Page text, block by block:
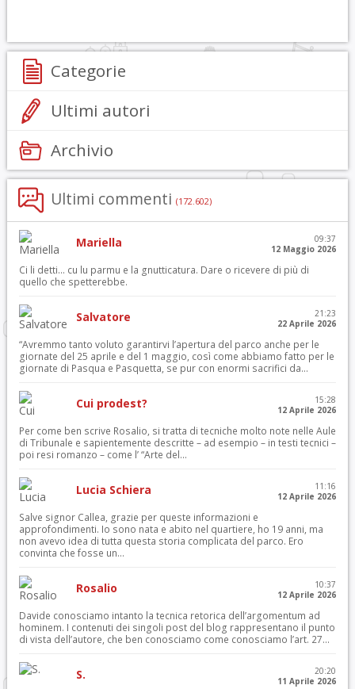
Categorie
Ultimi autori
Archivio
Ultimi commenti (172.602)
Mariella
09:37
12 Maggio 2026
Ci li detti… cu lu parmu e la gnutticatura. Dare o ricevere di più di
quello che spetterebbe.
Salvatore
21:23
22 Aprile 2026
“Avremmo tanto voluto garantirvi l’apertura del parco anche per le
giornate del 25 aprile e del 1 maggio, così come abbiamo fatto per le
giornate di Pasqua e Pasquetta, se pur con enormi sacrifici da...
Cui prodest?
15:28
12 Aprile 2026
Per come ben scrive Rosalio, si tratta di tecniche molto note nelle Aule
di Tribunale e sapientemente descritte – ad esempio – in testi tecnici –
poi resi romanzo – come l’ “Arte del...
Lucia Schiera
11:16
12 Aprile 2026
Salve signor Callea, grazie per queste informazioni e
approfondimenti. Io sono nata e abito nel quartiere, ho 19 anni, ma
non avevo idea di tutta questa storia complicata del parco. Ero
convinta che fosse un...
Rosalio
10:37
12 Aprile 2026
Davide conosciamo intanto la tecnica retorica dell’argomentum ad
hominem. I contenuti dei singoli post del blog rappresentano il punto
di vista dell’autore, che ben conosciamo come conosciamo l’art. 27...
S.
20:20
11 Aprile 2026